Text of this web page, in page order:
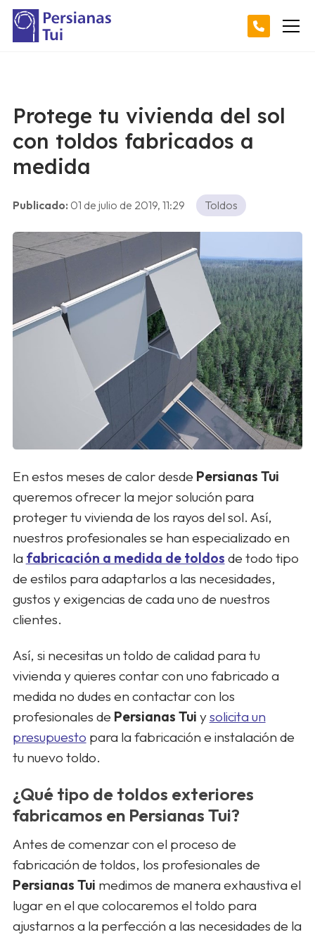
Protege tu vivienda del sol
con toldos fabricados a
medida
Publicado: 01 de julio de 2019, 11:29 Toldos
En estos meses de calor desde Persianas Tui
queremos ofrecer la mejor solución para
proteger tu vivienda de los rayos del sol. Así,
nuestros profesionales se han especializado en
la fabricación a medida de toldos de todo tipo
de estilos para adaptarlos a las necesidades,
gustos y exigencias de cada uno de nuestros
clientes.
Así, si necesitas un toldo de calidad para tu
vivienda y quieres contar con uno fabricado a
medida no dudes en contactar con los
profesionales de Persianas Tui ysolicita un
presupuesto para la fabricación e instalación de
tu nuevo toldo.
¿Qué tipo de toldos exteriores
fabricamos en Persianas Tui?
Antes de comenzar con el proceso de
fabricación de toldos, los profesionales de
Persianas Tui medimos de manera exhaustiva el
lugar en el que colocaremos el toldo para
ajustarnos a la perfección a las necesidades de la